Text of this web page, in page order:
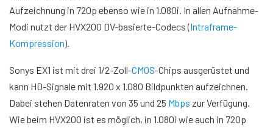
Aufzeichnung in 720p ebenso wie in 1.080i. In allen Aufnahme-
Modi nutzt der HVX200 DV-basierte-Codecs (Intraframe-
Kompression).
Sonys EX1 ist mit drei 1/2-Zoll-CMOS-Chips ausgerüstet und
kann HD-Signale mit 1.920 x 1.080 Bildpunkten aufzeichnen.
Dabei stehen Datenraten von 35 und 25 Mbps zur Verfügung.
Wie beim HVX200 ist es möglich, in 1.080i wie auch in 720p